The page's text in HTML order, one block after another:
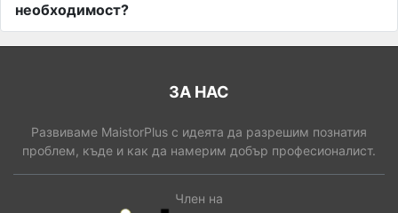
необходимост?
ЗА НАС
Развиваме MaistorPlus с идеята да разрешим познатия
проблем, къде и как да намерим добър професионалист.
Член на